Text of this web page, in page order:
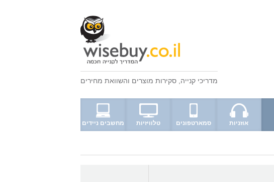
מדריכי קנייה סקירות מוצרים והשוואת מחירים
אוזניות סמארטפונים טלוויזיות מחשבים ניידים